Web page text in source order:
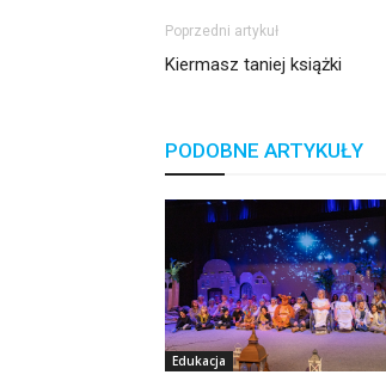
Poprzedni artykuł
Kiermasz taniej książki
PODOBNE ARTYKUŁY
Edukacja